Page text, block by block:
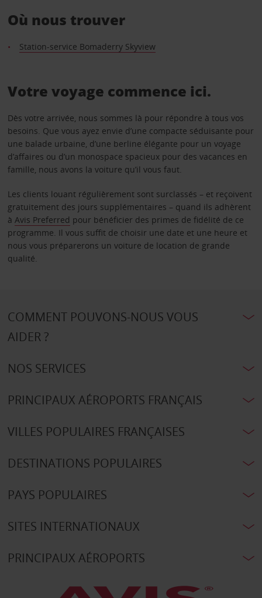
Où nous trouver
Station-service Bomaderry Skyview
Votre voyage commence ici.
Dès votre arrivée, nous sommes là pour répondre à tous vos
besoins. Que vous ayez envie d’une compacte séduisante pour
une balade urbaine, d’une berline élégante pour un voyage
d’affaires ou d’un monospace spacieux pour des vacances en
famille, nous avons la voiture qu’il vous faut.
Les clients louant régulièrement sont surclassés – et reçoivent
gratuitement des jours supplémentaires – quand ils adhèrent
à Avis Preferred pour bénéficier des primes de fidélité de ce
programme. Il vous suffit de choisir une date et une heure et
nous vous préparerons un voiture de location de grande
qualité.
COMMENT POUVONS-NOUS VOUS
AIDER ?
NOS SERVICES
PRINCIPAUX AÉROPORTS FRANÇAIS
VILLES POPULAIRES FRANÇAISES
DESTINATIONS POPULAIRES
PAYS POPULAIRES
SITES INTERNATIONAUX
PRINCIPAUX AÉROPORTS